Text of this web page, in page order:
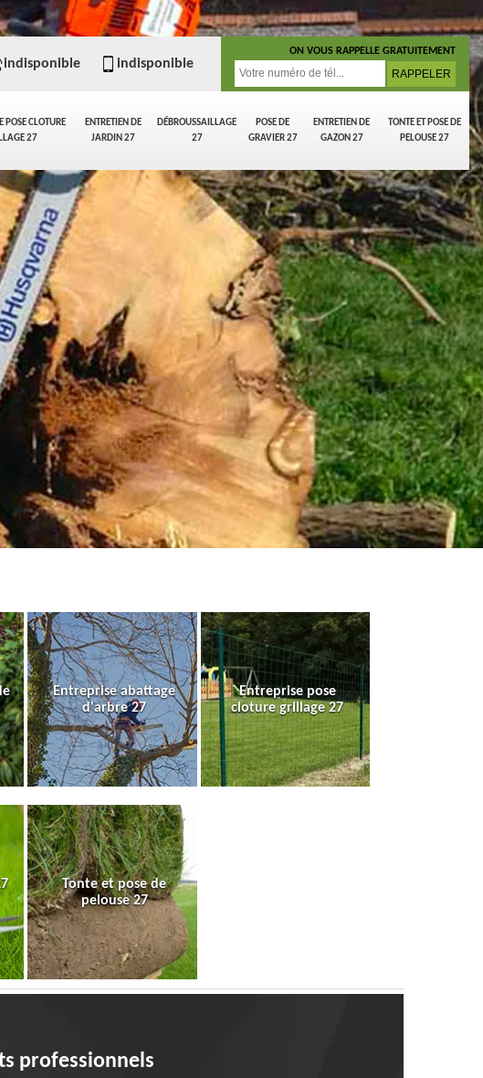
POSE CLOTURE
27
ENTRETIEN DE
JARDIN 27
DÉBROUSSAILLAGE
27
POSE DE
GRAVIER 27
ENTRETIEN DE
GAZON 27
TONTE ET POSE DE
PELOUSE 27
indisponible indisponible
ON VOUS RAPPELLE GRATUITEMENT
Entreprise abattage
d'arbre 27
Entreprise pose
cloture grillage 27
Tonte et pose de
pelouse 27
professionnels